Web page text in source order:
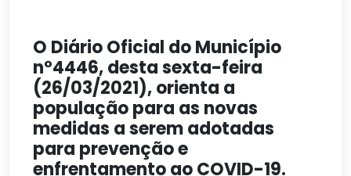
O Diário Oficial do Município
n°4446, desta sexta-feira
(26/03/2021), orienta a
população para as novas
medidas a serem adotadas
para prevenção e
enfrentamento ao COVID-19.